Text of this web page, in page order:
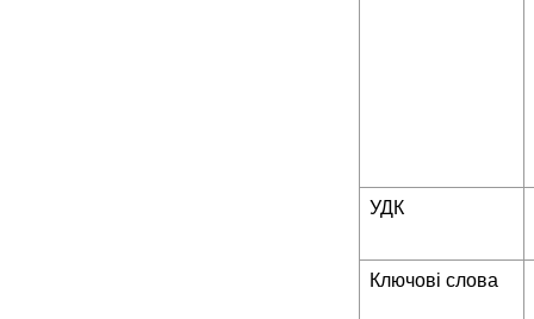
УДК
Ключові слова